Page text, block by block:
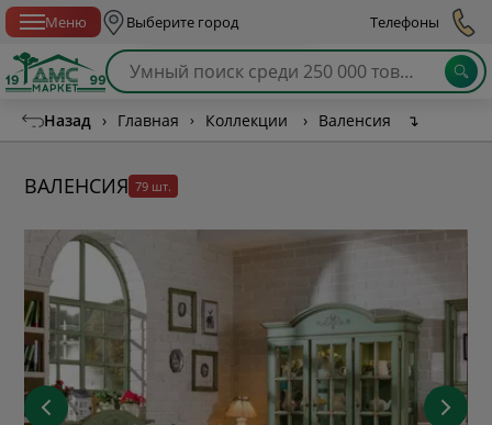
Меню Выберите город Телефоны
Назад › Главная › Коллекции › Валенсия ↴
ВАЛЕНСИЯ 79 шт.